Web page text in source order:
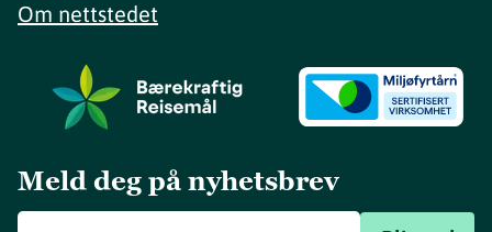
Om nettstedet
Meld deg på nyhetsbrev